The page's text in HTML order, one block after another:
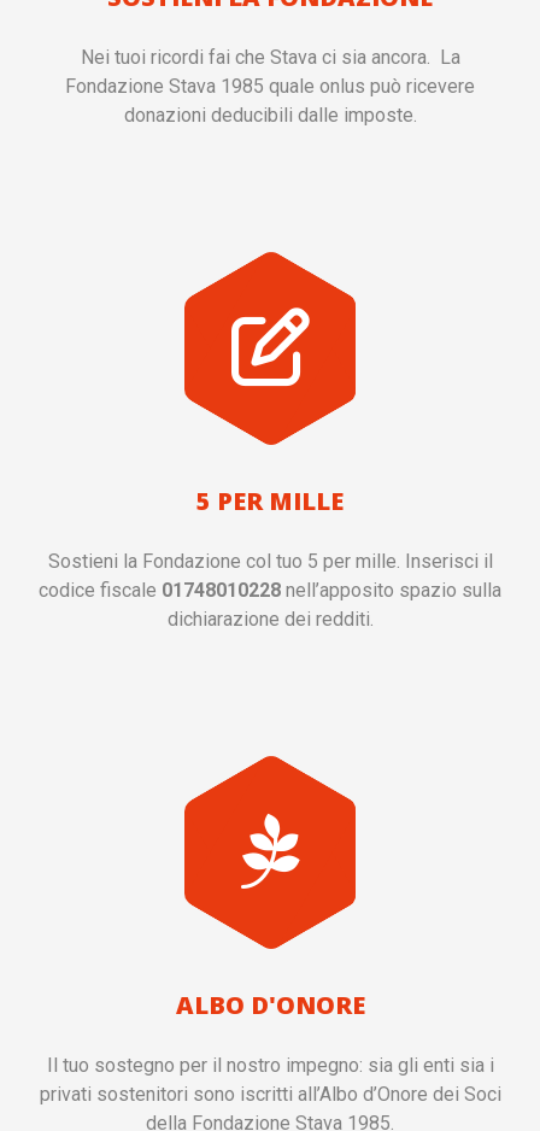
Nei tuoi ricordi fai che Stava ci sia ancora. La
Fondazione Stava 1985 quale onlus può ricevere
donazioni deducibili dalle imposte.
5 PER MILLE
Sostieni la Fondazione col tuo 5 per mille. Inserisci il
codice fiscale 01748010228 nell’apposito spazio sulla
dichiarazione dei redditi.
ALBO D'ONORE
Il tuo sostegno per il nostro impegno: sia gli enti sia i
privati sostenitori sono iscritti all’Albo d’Onore dei Soci
della Fondazione Stava 1985.